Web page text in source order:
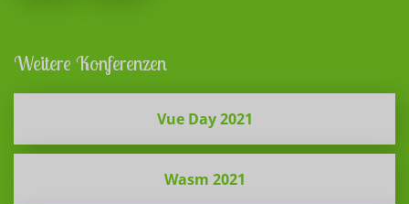
Weitere Konferenzen
Vue Day 2021
Wasm 2021